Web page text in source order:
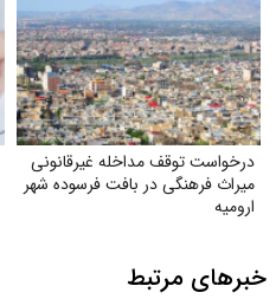
درخواست توقف مداخله غیرقانونی
میراث فرهنگی در بافت فرسوده شهر
ارومیه
خبرهای مرتبط